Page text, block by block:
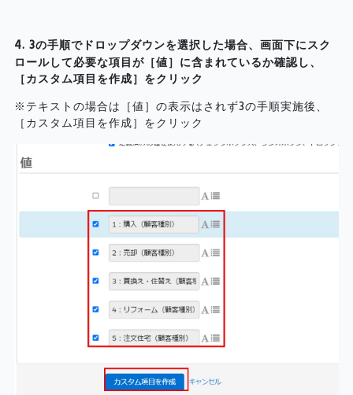
4. 3の手順でドロップダウンを選択した場合、画面下にスク
ロールして必要な項目が［値］に含まれているか確認し、
［カスタム項目を作成］をクリック
※テキストの場合は［値］の表示はされず3の手順実施後、
［カスタム項目を作成］をクリック